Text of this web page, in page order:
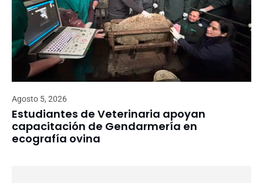
Agosto 5, 2026
Estudiantes de Veterinaria apoyan
capacitación de Gendarmería en
ecografía ovina